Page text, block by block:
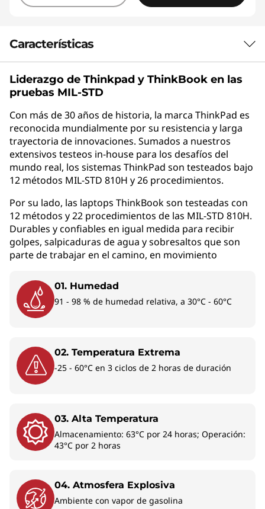
Características
¿Cuál es la
configuración de la
ThinkPad T14 Gen 6
con Intel perfecta
para ti?
Configuración de entrada - Intel Core Ultra
5:Para profesionales con cargas de trabajo
estándar: correo, videoconferencias, ofimática,
navegación y herramientas SaaS.
Configuración de mayor memoria - Intel
Core Ultra 7, hasta 64GB:
múltiples aplicaciones abiertas
procesador, la memoria puede ser DDR5
ampliable por el cliente o LPDDR5X soldada de
7 + Windows 11 Pro:Para empresas que
requieren las funciones de gestión y seguridad
incluidas en Windows 11 Pro, con opción de
remota de flotas.
Liderazgo de Thinkpad y ThinkBook en las
pruebas MIL-STD
Con más de 30 años de historia, la marca ThinkPad es
reconocida mundialmente por su resistencia y larga
trayectoria de innovaciones. Sumados a nuestros
extensivos testeos in-house para los desafíos del
mundo real, los sistemas ThinkPad son testeados bajo
12 métodos MIL-STD 810H y 26 procedimientos.
Por su lado, las laptops ThinkBook son testeadas con
12 métodos y 22 procedimientos de las MIL-STD 810H.
Durables y confiables en igual medida para recibir
golpes, salpicaduras de agua y sobresaltos que son
parte de trabajar en el camino, en movimiento
01. Humedad
91 - 98 % de humedad relativa, a 30°C - 60°C
02. Temperatura Extrema
-25 - 60°C en 3 ciclos de 2 horas de duración
03. Alta Temperatura
Almacenamiento: 63°C por 24 horas; Operación:
43°C por 2 horas
04. Atmosfera Explosiva
Ambiente con vapor de gasolina